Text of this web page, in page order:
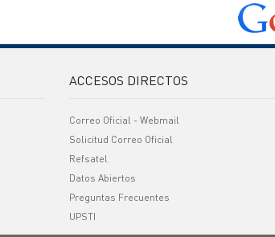
ACCESOS DIRECTOS
Correo Oficial - Webmail
Solicitud Correo Oficial
Refsatel
Datos Abiertos
Preguntas Frecuentes
UPSTI